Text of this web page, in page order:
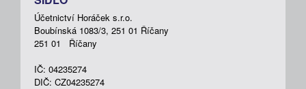
Účetnictví Horáček s.r.o.
Boubínská 1083/3, 251 01 Říčany
251 01 Říčany
IČ: 04235274
DIČ: CZ04235274